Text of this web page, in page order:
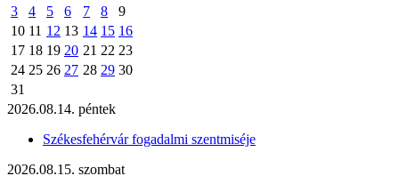
3
4 5 6 7 8
9
10 11 12 13 14 15 16
17 18 19 20 21 22 23
24 25 26 27 28 29 30
31
2026.08.14. péntek
Székesfehérvár fogadalmi szentmiséje
2026.08.15. szombat